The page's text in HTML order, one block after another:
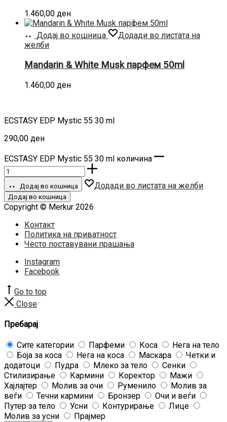
1.460,00 ден
Додај во кошница
Додади во листата на
желби
Mandarin & White Musk парфем 50ml
1.460,00 ден
ECSTASY EDP Mystic 55 30 ml
290,00 ден
ECSTASY EDP Mystic 55 30 ml количина
Додај во кошница Додади во листата на желби
Додај во кошница
Copyright © Merkur 2026
Контакт
Политика на приватност
Често поставувани прашања
Instagram
Facebook
Go to top
Close
Пребарај
Сите категории Парфеми Коса
Нега на тело
Боја за коса
Нега на коса Маскара
Четки и
додатоци
Пудра Млеко за тело
Сенки
Стилизирање
Кармини Коректор
Мажи
Хајлајтер
Молив за очи Руменило
Молив за
веѓи
Течни кармини Бронзер
Очи и веѓи
Путер за тело
Усни Контурирање
Лице
Молив за усни
Прајмер